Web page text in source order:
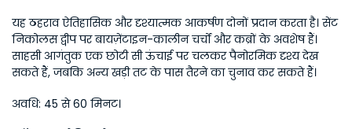
यह ठहराव ऐतिहासिक और दृश्यात्मक आकर्षण दोनों प्रदान करता है। सेंट
निकोलस द्वीप पर बायज़ेंटाइन-कालीन चर्चों और कब्रों के अवशेष हैं।
साहसी आगंतुक एक छोटी सी ऊंचाई पर चलकर पैनोरमिक दृश्य देख
सकते हैं, जबकि अन्य खड़ी तट के पास तैरने का चुनाव कर सकते हैं।
अवधि: 45 से 60 मिनट।